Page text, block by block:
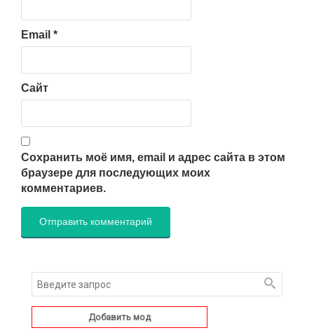
Email *
Сайт
Сохранить моё имя, email и адрес сайта в этом
браузере для последующих моих
комментариев.
Добавить мод